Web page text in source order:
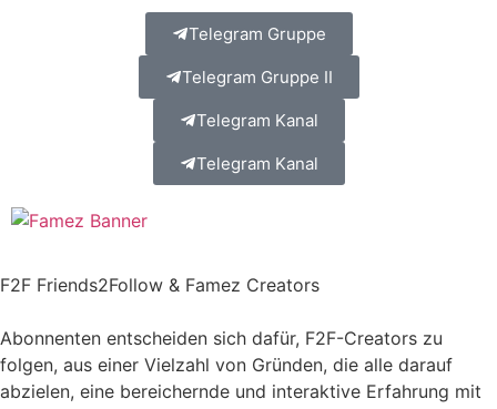
Telegram Gruppe
Telegram Gruppe II
Telegram Kanal
Telegram Kanal
F2F Friends2Follow & Famez Creators
Abonnenten entscheiden sich dafür, F2F-Creators zu
folgen, aus einer Vielzahl von Gründen, die alle darauf
abzielen, eine bereichernde und interaktive Erfahrung mit